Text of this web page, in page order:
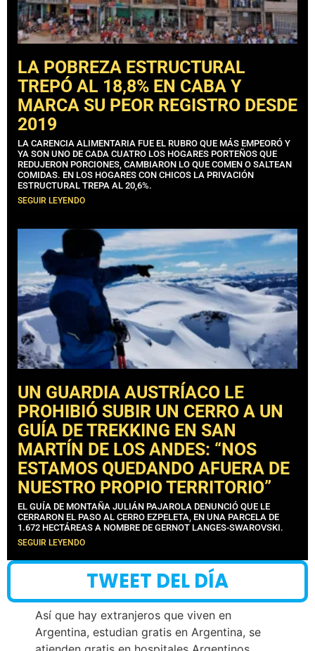
LA POBREZA ESTRUCTURAL
TREPÓ AL 18,8% EN CABA Y
MARCA SU PEOR REGISTRO DESDE
2019
LA CARENCIA ALIMENTARIA FUE EL RUBRO QUE MÁS EMPEORÓ Y
YA SON UNO DE CADA CUATRO LOS HOGARES PORTEÑOS QUE
REDUJERON PORCIONES, CAMBIARON LO QUE COMEN O SALTEAN
COMIDAS. EN LOS HOGARES CON CHICOS LA PRIVACIÓN
ESTRUCTURAL TREPA AL 20,6%.
SEGUIR LEYENDO
UN GUARDIA AUSTRÍACO LE
PROHIBIÓ SUBIR UN CERRO A UN
GUÍA DE TREKKING EN SAN
MARTÍN DE LOS ANDES: “NOS
ESTAMOS QUEDANDO AFUERA DE
NUESTRO PROPIO TERRITORIO”
EL GUÍA DE MONTAÑA JULIÁN PAJAROLA DENUNCIÓ QUE LE
CERRARON EL PASO AL CERRO EZPELETA, EN UNA PARCELA DE
1.672 HECTÁREAS A NOMBRE DE GERNOT LANGES-SWAROVSKI.
SEGUIR LEYENDO
TWEET DEL DÍA
Así que hay extranjeros que viven en
Argentina, estudian gratis en Argentina, se